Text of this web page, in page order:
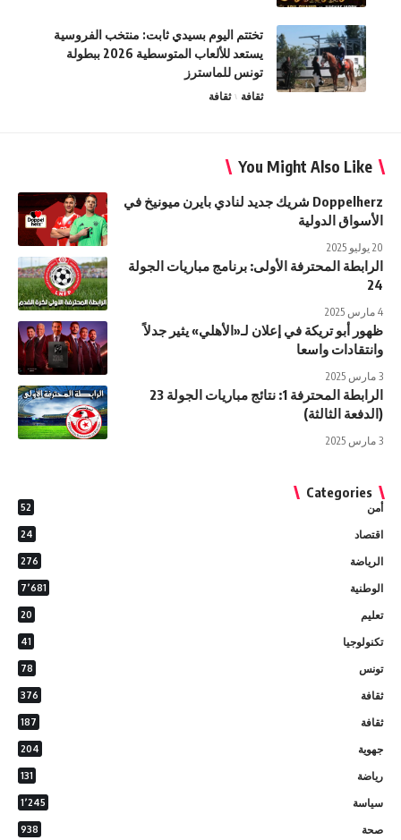
تختتم اليوم بسيدي ثابت: منتخب الفروسية
يستعد للألعاب المتوسطية 2026 ببطولة
تونس للماسترز
ثقافة ثقافة
You Might Also Like
Doppelherz شريك جديد لنادي بايرن ميونيخ في
الأسواق الدولية
20 يوليو 2025
الرابطة المحترفة الأولى: برنامج مباريات الجولة
24
ظهور أبو تريكة في إعلان لـ«الأهلي» يثير جدلاً
وانتقادات واسعا
الرابطة المحترفة 1: نتائج مباريات الجولة 23
(الدفعة الثالثة)
Categories
أمن 52
اقتصاد 24
الرياضة 276
الوطنية 7٬681
تعليم 20
تكنولوجيا 41
تونس 78
ثقافة 376
ثقافة 187
جهوية 204
رياضة 131
سياسة 1٬245
صحة 938